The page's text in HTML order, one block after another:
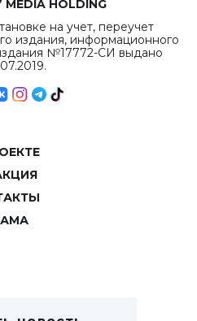
MEDIA HOLDING
на учет, переучет
издания, информационного
№17772-СИ выдано